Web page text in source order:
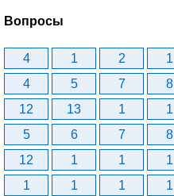
Вопросы
4 1 2 1
4
5 7 8
12
13 1 1
5
6 7 8
12
1 1 1
1
1 1 1